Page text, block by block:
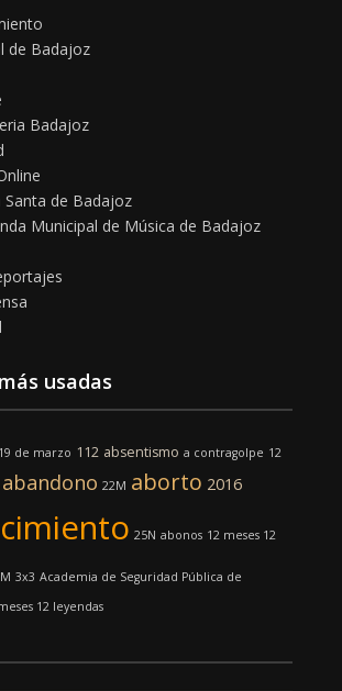
de Badajoz
Badajoz
Santa de Badajoz
Municipal de Música de Badajoz
usadas
19 de marzo 112 absentismo a contragolpe 12
abandono 22M aborto 2016
25N abonos 12 meses 12
3x3 Academia de Seguridad Pública de
12 leyendas